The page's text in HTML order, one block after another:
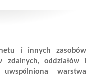
i innych zasobów
zdalnych, oddziałów i
warstwa